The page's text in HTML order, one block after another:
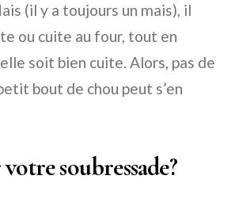
(il y a toujours un mais), il
ou cuite au four, tout en
soit bien cuite. Alors, pas de
bout de chou peut s’en
soubressade?